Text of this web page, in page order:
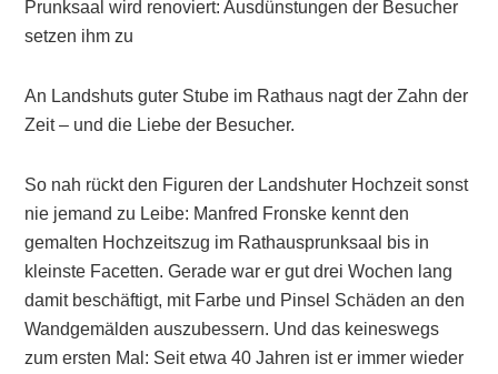
Prunksaal wird renoviert: Ausdünstungen der Besucher
setzen ihm zu
An Landshuts guter Stube im Rathaus nagt der Zahn der
Zeit – und die Liebe der Besucher.
So nah rückt den Figuren der Landshuter Hochzeit sonst
nie jemand zu Leibe: Manfred Fronske kennt den
gemalten Hochzeitszug im Rathausprunksaal bis in
kleinste Facetten. Gerade war er gut drei Wochen lang
damit beschäftigt, mit Farbe und Pinsel Schäden an den
Wandgemälden auszubessern. Und das keineswegs
zum ersten Mal: Seit etwa 40 Jahren ist er immer wieder